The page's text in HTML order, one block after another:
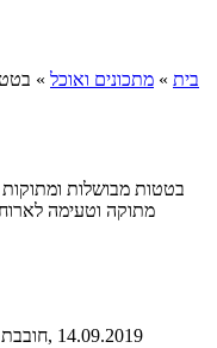
בית » מתכונים ואוכל »
בטטות מבושלות
,, 14.09.2019